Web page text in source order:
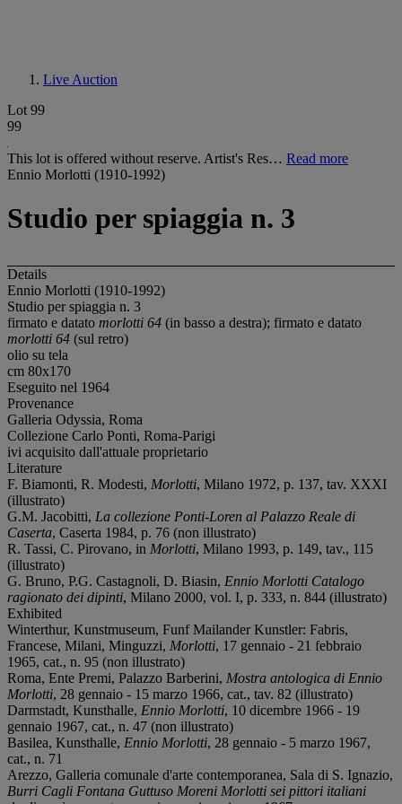
Live Auction
Lot 99
99
This lot is offered without reserve. Artist's Res… Read more
Ennio Morlotti (1910-1992)
Studio per spiaggia n. 3
Details
Ennio Morlotti (1910-1992)
Studio per spiaggia n. 3
firmato e datato morlotti 64 (in basso a destra); firmato e datato
morlotti 64 (sul retro)
olio su tela
cm 80x170
Eseguito nel 1964
Provenance
Galleria Odyssia, Roma
Collezione Carlo Ponti, Roma-Parigi
ivi acquisito dall'attuale proprietario
Literature
F. Biamonti, R. Modesti, Morlotti, Milano 1972, p. 137, tav. XXXI
(illustrato)
G.M. Jacobitti, La collezione Ponti-Loren al Palazzo Reale di
Caserta, Caserta 1984, p. 76 (non illustrato)
R. Tassi, C. Pirovano, in Morlotti, Milano 1993, p. 149, tav., 115
(illustrato)
G. Bruno, P.G. Castagnoli, D. Biasin, Ennio Morlotti Catalogo
ragionato dei dipinti, Milano 2000, vol. I, p. 333, n. 844 (illustrato)
Exhibited
Winterthur, Kunstmuseum, Funf Mailander Kunstler: Fabris,
Francese, Milani, Minguzzi, Morlotti, 17 gennaio - 21 febbraio
1965, cat., n. 95 (non illustrato)
Roma, Ente Premi, Palazzo Barberini, Mostra antologica di Ennio
Morlotti, 28 gennaio - 15 marzo 1966, cat., tav. 82 (illustrato)
Darmstadt, Kunsthalle, Ennio Morlotti, 10 dicembre 1966 - 19
gennaio 1967, cat., n. 47 (non illustrato)
Basilea, Kunsthalle, Ennio Morlotti, 28 gennaio - 5 marzo 1967,
cat., n. 71
Arezzo, Galleria comunale d'arte contemporanea, Sala di S. Ignazio,
Burri Cagli Fontana Guttuso Moreni Morlotti sei pittori italiani